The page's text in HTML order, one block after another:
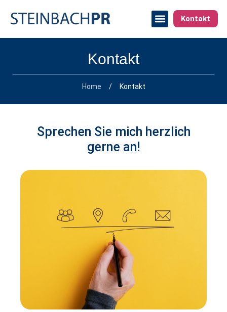
Kontakt
Kontakt
Home / Kontakt
Sprechen Sie mich herzlich
gerne an!